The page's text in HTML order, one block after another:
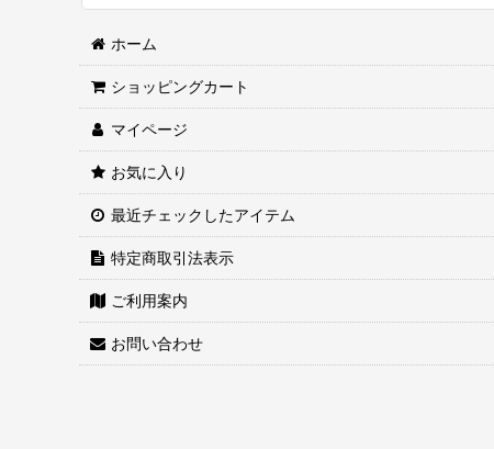
ホーム
ショッピングカート
マイページ
お気に入り
最近チェックしたアイテム
特定商取引法表示
ご利用案内
お問い合わせ